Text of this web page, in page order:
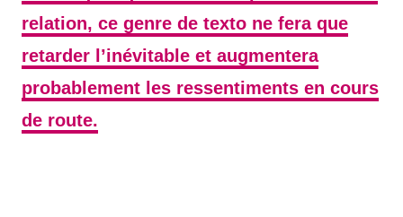
relation, ce genre de texto ne fera que
retarder l’inévitable et augmentera
probablement les ressentiments en cours
de route.